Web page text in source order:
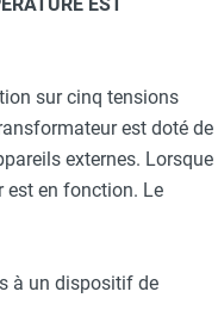
sur cinq tensions
est doté de
externes. Lorsque
est en fonction. Le
à un dispositif de